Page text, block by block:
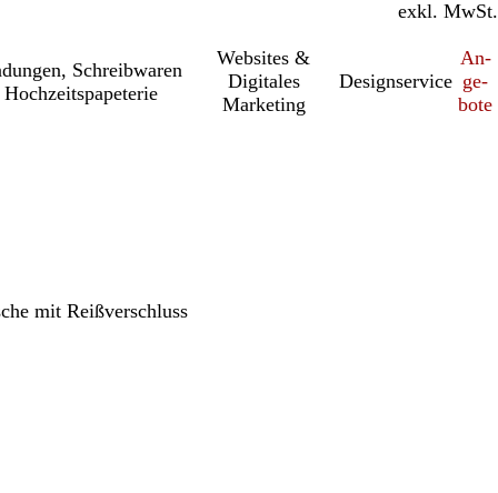
inkl. MwSt.
exkl. MwSt.
Schreib­wa­ren
Websites &
Digitales
Marketing
Designservice
An­­
ge­­
bo­­te
mit Reißverschluss